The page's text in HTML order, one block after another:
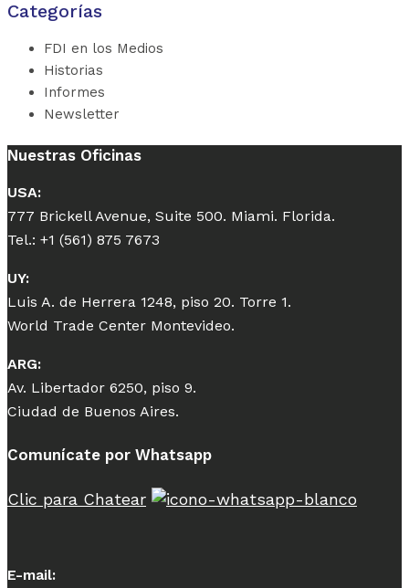
Categorías
FDI en los Medios
Historias
Informes
Newsletter
Nuestras Oficinas
USA:
777 Brickell Avenue, Suite 500. Miami. Florida.
Tel.: +1 (561) 875 7673
UY:
Luis A. de Herrera 1248, piso 20. Torre 1.
World Trade Center Montevideo.
ARG:
Av. Libertador 6250, piso 9.
Ciudad de Buenos Aires.
Comunícate por Whatsapp
Clic para Chatear
E-mail: